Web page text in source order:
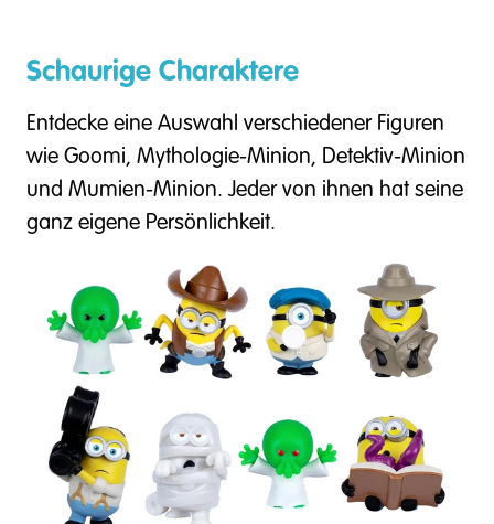
Schaurige Charaktere
Entdecke eine Auswahl verschiedener Figuren
wie Goomi, Mythologie-Minion, Detektiv-Minion
und Mumien-Minion. Jeder von ihnen hat seine
ganz eigene Persönlichkeit.